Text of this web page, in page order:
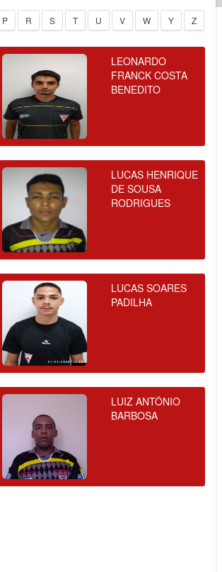
P R S T U V W Y Z
LEONARDO
FRANCK COSTA
BENEDITO
LUCAS HENRIQUE
DE SOUSA
RODRIGUES
LUCAS SOARES
PADILHA
LUIZ ANTÔNIO
BARBOSA